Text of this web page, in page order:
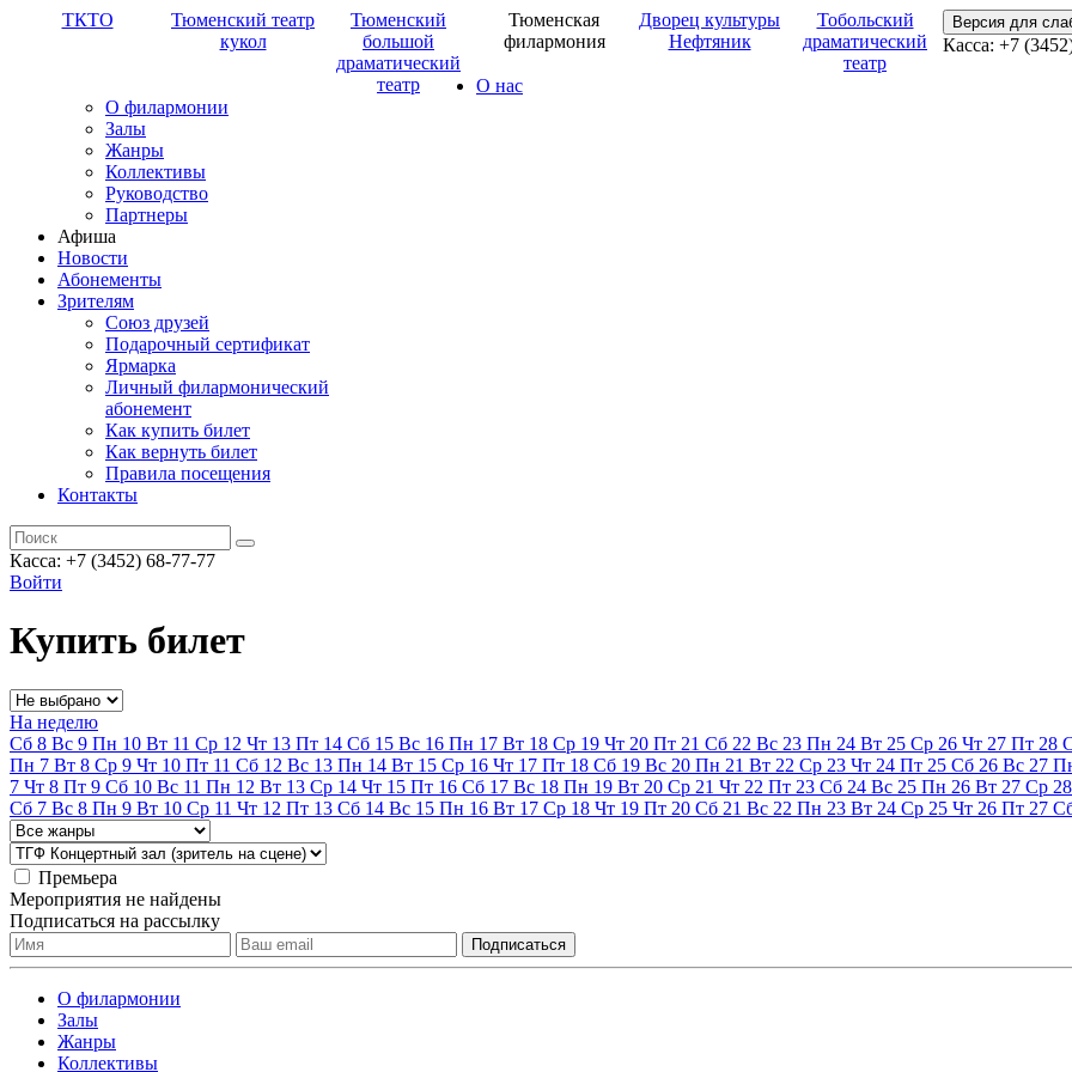
ТКТО
Тюменский театр
кукол
Тюменский
большой
драматический
театр
Тюменская
филармония
Дворец культуры
Нефтяник
Тобольский
драматический
театр
Версия для
Касса: +7
О нас
О филармонии
Залы
Жанры
Коллективы
Руководство
Партнеры
Афиша
Новости
Абонементы
Зрителям
Союз друзей
Подарочный сертификат
Ярмарка
Личный филармонический
абонемент
Как купить билет
Как вернуть билет
Правила посещения
Контакты
Касса: +7 (3452) 68-77-77
Войти
Купить билет
На неделю
Сб 8 Вс 9 Пн 10 Вт 11 Ср 12 Чт 13 Пт 14 Сб 15 Вс 16 Пн 17 Вт 18 Ср 19 Чт 20 Пт 21 Сб 22 Вс 23 Пн 24 Вт 25 Ср 26 Чт 27 Пт 28
Пн 7 Вт 8 Ср 9 Чт 10 Пт 11 Сб 12 Вс 13 Пн 14 Вт 15 Ср 16 Чт 17 Пт 18 Сб 19 Вс 20 Пн 21 Вт 22 Ср 23 Чт 24 Пт 25 Сб 26 Вс 27
7 Чт 8 Пт 9 Сб 10 Вс 11 Пн 12 Вт 13 Ср 14 Чт 15 Пт 16 Сб 17 Вс 18 Пн 19 Вт 20 Ср 21 Чт 22 Пт 23 Сб 24 Вс 25 Пн 26 Вт 27 Ср 28
Сб 7 Вс 8 Пн 9 Вт 10 Ср 11 Чт 12 Пт 13 Сб 14 Вс 15 Пн 16 Вт 17 Ср 18 Чт 19 Пт 20 Сб 21 Вс 22 Пн 23 Вт 24 Ср 25 Чт 26 Пт 27
Премьера
Мероприятия не найдены
Подписаться на рассылку
О филармонии
Залы
Жанры
Коллективы